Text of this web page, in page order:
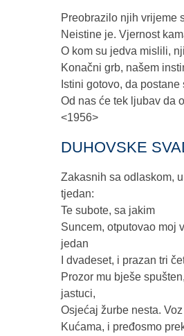
Preobrazilo njih vrijeme
Neistine je. Vjernost
O kom su jedva mislili,
Konačni grb, našem
Istini gotovo, da postane
Od nas će tek ljubav da
<1956>
DUHOVSKE
Zakasnih sa odlaskom,
tjedan:
Te subote, sa jakim
Suncem, otputovao moj
jedan
I dvadeset, i prazan tri
Prozor mu bješe
jastuci,
Osjećaj žurbe nesta.
Kućama, i pređosmo